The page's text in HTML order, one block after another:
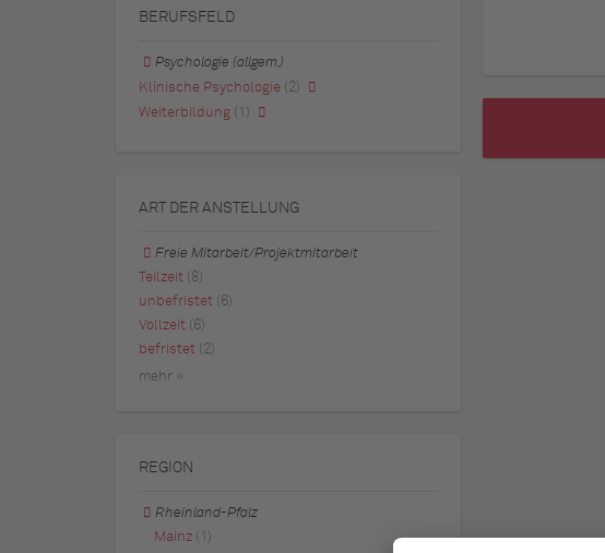
BERUFSFELD
Psychologie (allgem.)
Klinische Psychologie
(2)
Weiterbildung
(1)
ART DER ANSTELLUNG
Freie Mitarbeit/Projektmitarbeit
Teilzeit (8)
unbefristet (6)
Vollzeit
(6)
befristet
(2)
mehr »
REGION
Rheinland-Pfalz
Mainz (1)